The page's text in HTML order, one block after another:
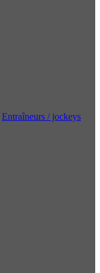
Entraîneurs / jockeys